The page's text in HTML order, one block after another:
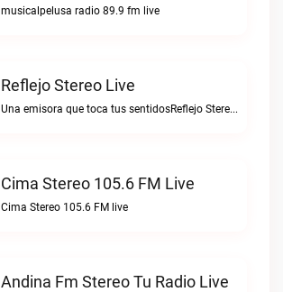
musicalpelusa radio 89.9 fm live
Reflejo Stereo Live
Una emisora que toca tus sentidosReflejo Stereo live
Cima Stereo 105.6 FM Live
Cima Stereo 105.6 FM live
Andina Fm Stereo Tu Radio Live